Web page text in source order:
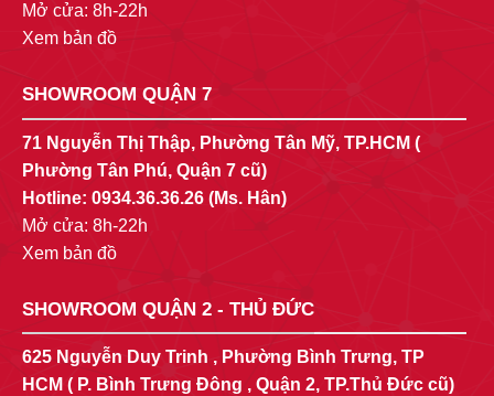
Mở cửa: 8h-22h
Xem bản đồ
SHOWROOM QUẬN 7
71 Nguyễn Thị Thập, Phường Tân Mỹ, TP.HCM (
Phường Tân Phú, Quận 7 cũ)
Hotline: 0934.36.36.26 (Ms. Hân)
Mở cửa: 8h-22h
Xem bản đồ
SHOWROOM QUẬN 2 - THỦ ĐỨC
625 Nguyễn Duy Trinh , Phường Bình Trưng, TP
HCM ( P. Bình Trưng Đông , Quận 2, TP.Thủ Đức cũ)